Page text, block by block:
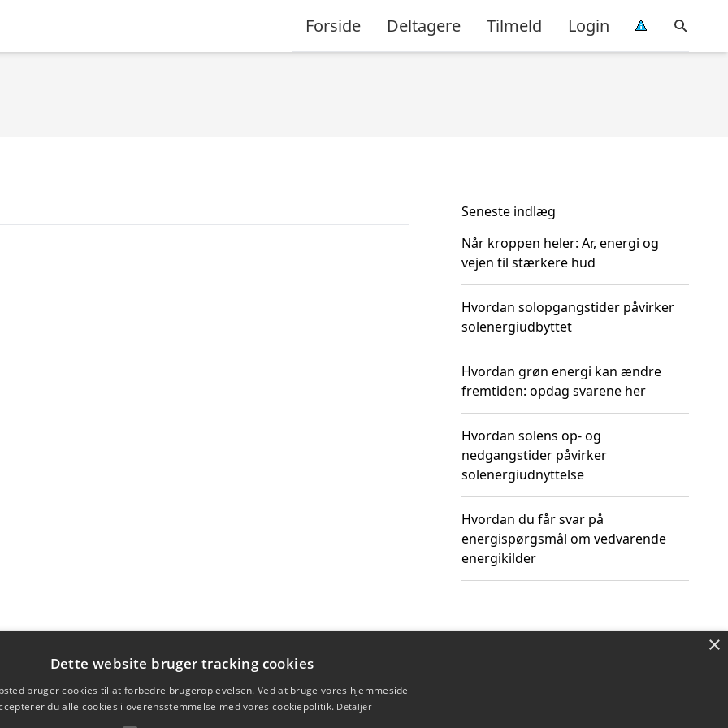
Forside Deltagere Tilmeld Login
Seneste indlæg
Når kroppen heler: Ar, energi og
vejen til stærkere hud
Hvordan solopgangstider påvirker
solenergiudbyttet
Hvordan grøn energi kan ændre
fremtiden: opdag svarene her
Hvordan solens op- og
nedgangstider påvirker
solenergiudnyttelse
Hvordan du får svar på
energispørgsmål om vedvarende
energikilder
×
Dette website bruger tracking cookies
bruger cookies til at forbedre brugeroplevelsen. Ved at bruge vores hjemmeside
du alle cookies i overensstemmelse med vores cookiepolitik. Detaljer